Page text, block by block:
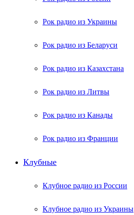
Рок радио из Украины
Рок радио из Беларуси
Рок радио из Казахстана
Рок радио из Литвы
Рок радио из Канады
Рок радио из Франции
Клубные
Клубное радио из России
Клубное радио из Украины